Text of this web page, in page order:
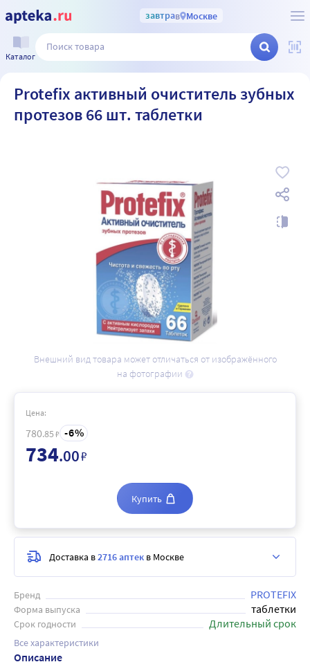
завтрав Москве
Каталог
Protefix активный очиститель зубных
протезов 66 шт. таблетки
Внешний вид товара может отличаться от изображённого
на фотографии
Бренд PROTEFIX
Форма выпуска таблетки
Срок годности Длительный срок
Все характеристики
Описание
Цена:
780.85 ₽ 6
734.00₽
Купить
Доставка в2716 аптек в Москве